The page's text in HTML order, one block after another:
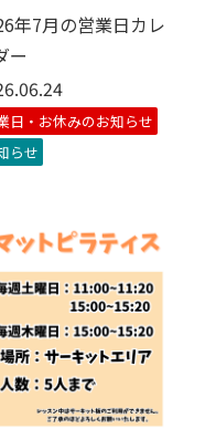
年7月の営業日カレ
ー
日・お休みのお知らせ
らせ